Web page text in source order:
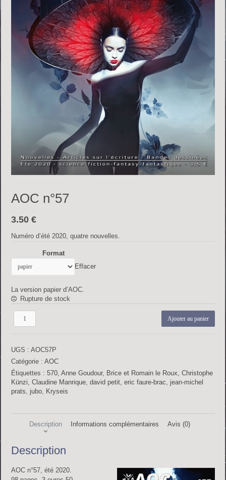
AOC n°57
3.50€
Numéro d’été 2020, quatre nouvelles.
Format
Effacer
La version papier d’AOC.
Rupture de stock
quantité
Ajouter au panier
UGS :AOC57P
Catégorie :AOC
Étiquettes :570,Anne Goudour, Brice et Romain le Roux,Christophe
Künzi,Claudine Manrique,david petit,eric faure-brac, jean-michel
prats, jubo, Kryseis
Description Informations complémentaires Avis (0)
Description
AOC n°57, été 2020.